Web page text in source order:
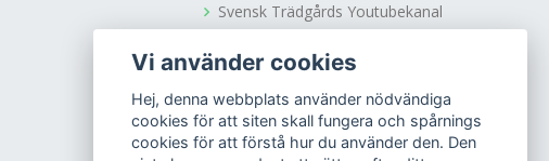
Svensk Trädgårds Youtubekanal
Tusen Trädgårdars Facebook
Tusen Trädgårdars Instagram
Vi använder cookies
Hej, denna webbplats använder nödvändiga
cookies för att siten skall fungera och spårnings
cookies för att förstå hur du använder den. Den